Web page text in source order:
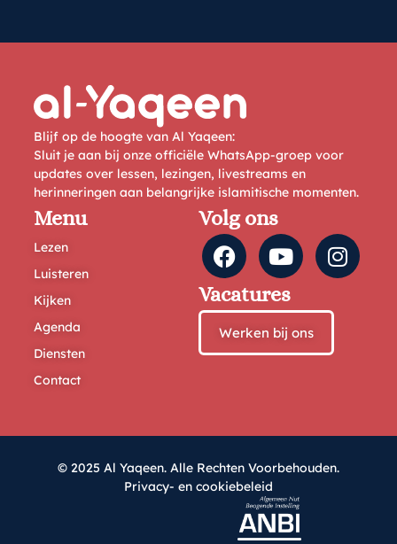
Blijf op de hoogte van Al Yaqeen:
Sluit je aan bij onze officiële WhatsApp-groep voor
updates over lessen, lezingen, livestreams en
herinneringen aan belangrijke islamitische momenten.
Menu
Lezen
Luisteren
Kijken
Agenda
Diensten
Contact
Volg ons
Vacatures
Werken bij ons
© 2025 Al Yaqeen. Alle Rechten Voorbehouden.
Privacy- en cookiebeleid